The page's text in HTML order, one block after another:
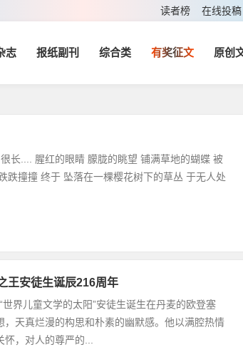
读者榜 在线投稿
志 报纸副刊 综合类 有奖征文 原创
长.... 腥红的眼睛 朦胧的眺望 铺满草地的蝴蝶 被
跌撞撞 终于 坠落在一棵樱花树下的草丛 于无人处
王安徒生诞辰216周年
界儿童文学的太阳”安徒生诞生在丹麦的欧登塞
天真烂漫的构思和朴素的幽默感。他以满腔热情
，对人的尊严的...